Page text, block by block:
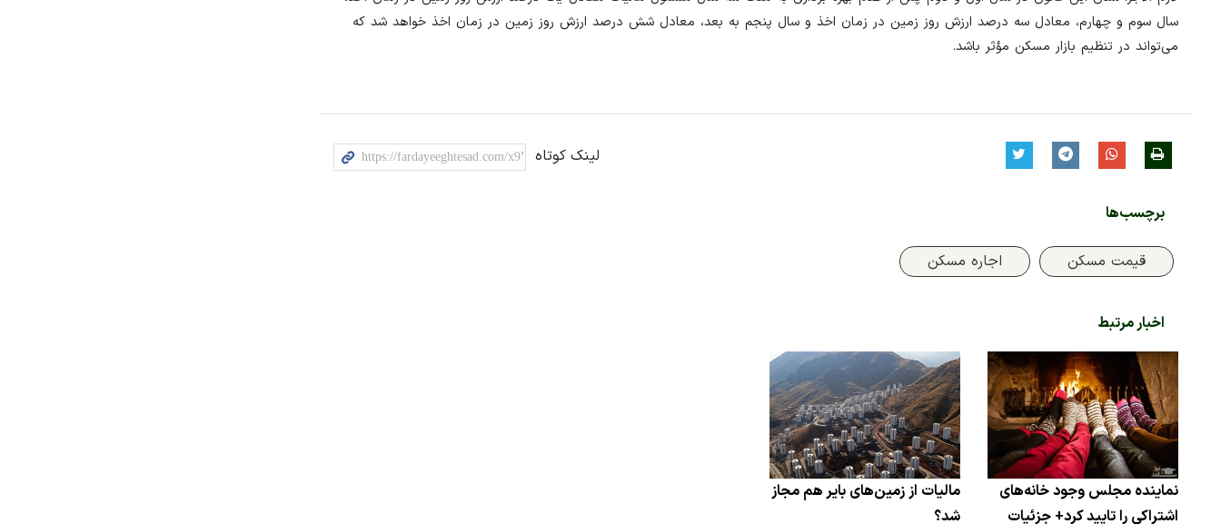
سال سوم و چهارم، معادل سه درصد ارزش روز زمین در زمان اخذ و سال پنجم به بعد، معادل شش درصد ارزش روز زمین در زمان اخذ خواهد شد که
می‌تواند در تنظیم بازار مسکن مؤثر باشد.
لینک کوتاه
برچسب‌ها
قیمت مسکن اجاره مسکن
اخبار مرتبط
نماینده مجلس وجود خانه‌های
اشتراکی را تایید کرد+ جزئیات
مالیات از زمین‌های بایر هم مجاز
شد؟